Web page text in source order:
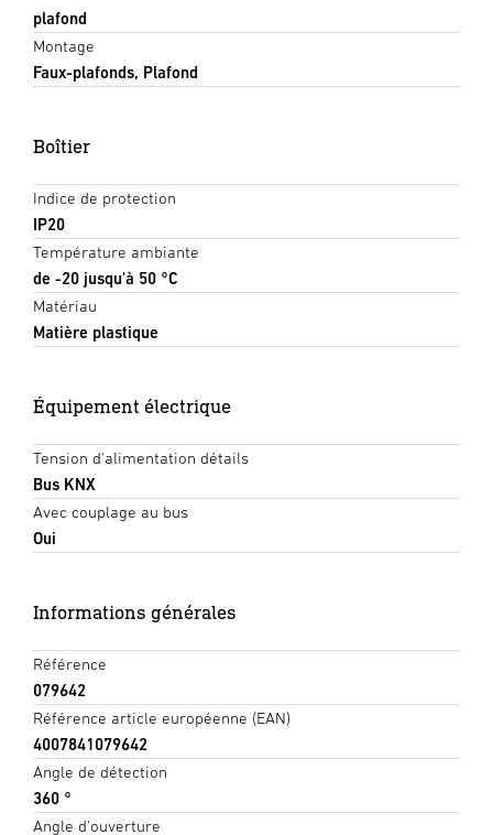
plafond
Montage
Faux-plafonds, Plafond
Boîtier
Indice de protection
IP20
Température ambiante
de -20 jusqu'à 50 °C
Matériau
Matière plastique
Équipement électrique
Tension d'alimentation détails
Bus KNX
Avec couplage au bus
Oui
Informations générales
Référence
079642
Référence article européenne (EAN)
4007841079642
Angle de détection
360 °
Angle d'ouverture